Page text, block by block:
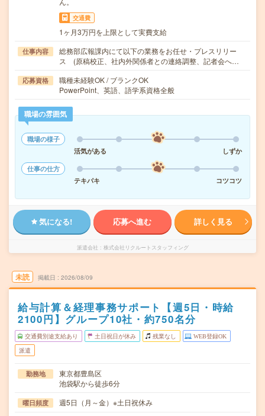
交通費
1ヶ月3万円を上限として実費支給
仕事内容
総務部広報課内にて以下の業務をお任せ・プレスリリー
ス (原稿校正、社内外関係者との連絡調整、記者会へ…
応募資格
職種未経験OK / ブランクOK
PowerPoint、英語、語学系資格全般
職場の雰囲気
職場の様子
活気がある
しずか
仕事の仕方
テキパキ
コツコツ
気になる! 応募へ進む 詳しく見る
派遣会社 株式会社リクルートスタッフィング
未読 掲載日 2026/08/09
給与計算＆経理事務サポート【週5日・時給
2100円】グループ10社・約750名分
交通費別途支給あり 土日祝日が休み 残業なし WEB登録OK
派遣
勤務地
東京都豊島区
池袋駅から徒歩6分
曜日頻度 週5日（月～金）※土日祝休み